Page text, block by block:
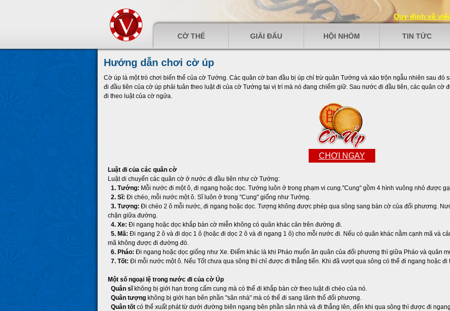
CỜ THẾ GIẢI ĐẤU HỘI NHÓM TIN TỨC
Quy định về
Hướng dẫn chơi cờ úp
Cờ úp là một trò chơi biến thể của cờ Tướng. Các quân cờ ban đầu bị úp chỉ trừ quân Tướng và xáo trộn ngẫu nhiên sau
đi đầu tiên của cờ úp phải tuân theo luật đi của cờ Tướng tại vị trí mà nó đang chiếm giữ. Sau nước đi đầu tiên, các quân cờ
đi theo luật của cờ ngửa.
CHƠI NGAY
Luật đi của các quân cờ
Luật di chuyển các quân cờ ở nước đi đầu tiên như cờ Tướng:
1. Tướng: Mỗi nước đi một ô, đi ngang hoặc dọc. Tướng luôn ở trong phạm vi cung."Cung" gồm 4 hình vuông nhỏ được
2. Sĩ: Đi chéo, mỗi nước một ô. Sĩ luôn ở trong "Cung" giống như Tướng.
3. Tượng: Đi chéo 2 ô mỗi nước, đi ngang hoặc dọc. Tượng không được phép qua sông sang bàn cờ của đối phương.
chặn giữa đường.
4. Xe: Đi ngang hoặc dọc khắp bàn cờ miễn không có quân khác cản trên đường đi.
5. Mã: Đi ngang 2 ô và đi dọc 1 ô (hoặc đi dọc 2 ô và đi ngang 1 ô) cho mỗi nước đi. Nếu có quân khác nằm cạnh mã và
mã không được đi đường đó.
6. Pháo: Đi ngang hoặc dọc giống như Xe. Điểm khác là khi Pháo muốn ăn quân của đối phương thì giữa Pháo và quân
7. Tốt: Đi mỗi nước một ô. Nếu Tốt chưa qua sông thì chỉ được đi thẳng tiến. Khi đã vượt qua sông có thể đi ngang hoặc đi
Một số ngoại lệ trong nước đi của cờ Úp
Quân sĩkhông bị giới hạn trong cấm cung mà có thể đi khắp bàn cờ theo luật đi chéo của nó.
Quân tượng không bị giới hạn bên phần "sân nhà" mà có thể đi sang lãnh thổ đối phương.
Quân tốt có thể xuất phát từ dưới đường biên ngang bên phần sân nhà và đi thẳng lên, đến khi qua sông thì được đi